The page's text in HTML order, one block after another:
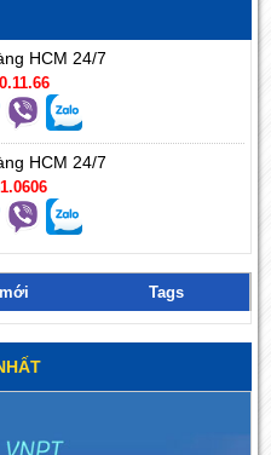
HCM 24/7
HCM 24/7
Tags